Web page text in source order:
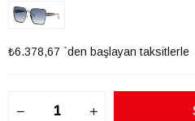
₺6.378,67 `den başlayan taksitlerle